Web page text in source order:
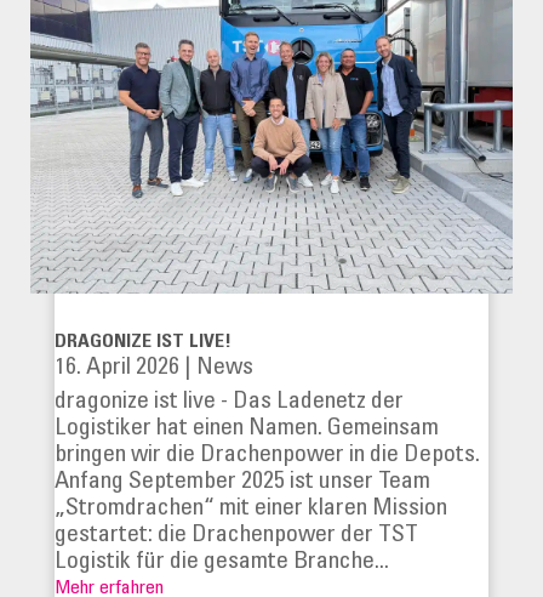
DRAGONIZE IST LIVE!
16. April 2026
News
dragonize ist live - Das Ladenetz der
Logistiker hat einen Namen. Gemeinsam
bringen wir die Drachenpower in die Depots.
Anfang September 2025 ist unser Team
„Stromdrachen“ mit einer klaren Mission
gestartet: die Drachenpower der TST
Logistik für die gesamte Branche...
Mehr erfahren